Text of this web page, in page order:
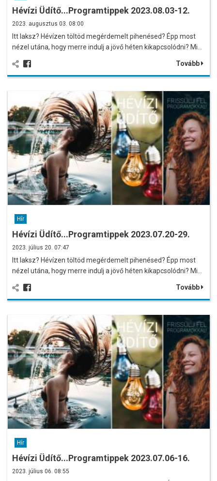
Hévízi Üdítő...Programtippek 2023.08.03-12.
2023. augusztus 03. 08:00
Itt laksz? Hévízen töltöd megérdemelt pihenésed? Épp most
nézel utána, hogy merre indulj a jövő héten kikapcsolódni? Mi…
Tovább
Hír
Hévízi Üdítő...Programtippek 2023.07.20-29.
2023. július 20. 07:47
Itt laksz? Hévízen töltöd megérdemelt pihenésed? Épp most
nézel utána, hogy merre indulj a jövő héten kikapcsolódni? Mi…
Tovább
Hír
Hévízi Üdítő...Programtippek 2023.07.06-16.
2023. július 06. 08:55